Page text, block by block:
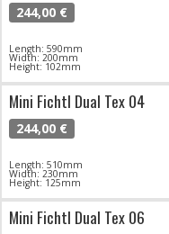
244,00 €
Length: 590mm
Width: 200mm
Height: 102mm
Mini Fichtl Dual Tex 04
244,00 €
Length: 510mm
Width: 230mm
Height: 125mm
Mini Fichtl Dual Tex 06